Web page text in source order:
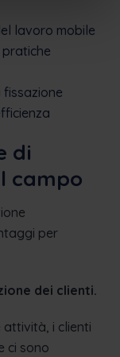
lavoro mobile
pratiche
di
campo
per
dei clienti.
attività, i clienti
ci sono